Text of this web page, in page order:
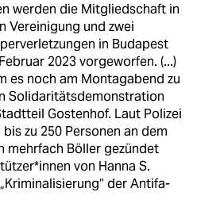
werden die Mitgliedschaft in
Vereinigung und zwei
in Budapest
2023 vorgeworfen. (...)
es noch am Montagabend zu
Solidaritätsdemonstration
Gostenhof. Laut Polizei
zu 250 Personen an dem
mehrfach Böller gezündet
von Hanna S.
der Antifa-